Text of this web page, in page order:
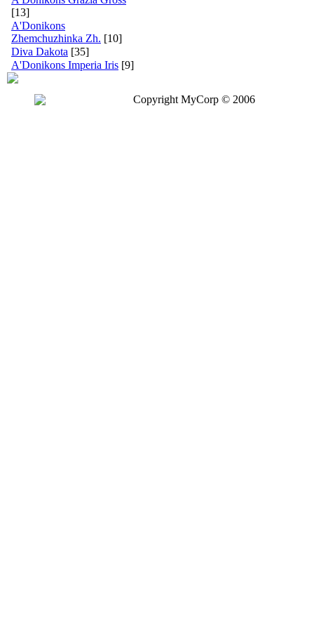
[13]
A'Donikons
Zhemchuzhinka Zh. [10]
Diva Dakota [35]
A'Donikons Imperia Iris [9]
Copyright MyCorp © 2006